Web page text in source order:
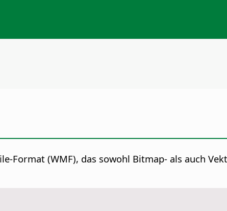
Format (WMF), das sowohl Bitmap- als auch